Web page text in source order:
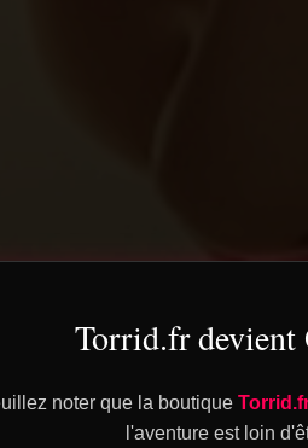
Torrid.fr devient
noter que la boutique
l'aventure est loin